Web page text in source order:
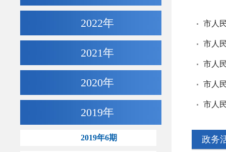
2022年
2021年
2020年
2019年
2019年6期
市人
市人
市人
政务